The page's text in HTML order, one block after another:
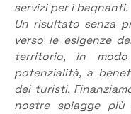
servizi per i bagnanti.
Un risultato senza
verso le esigenze
territorio, in
potenzialità, a
dei turisti.
nostre spiagge più